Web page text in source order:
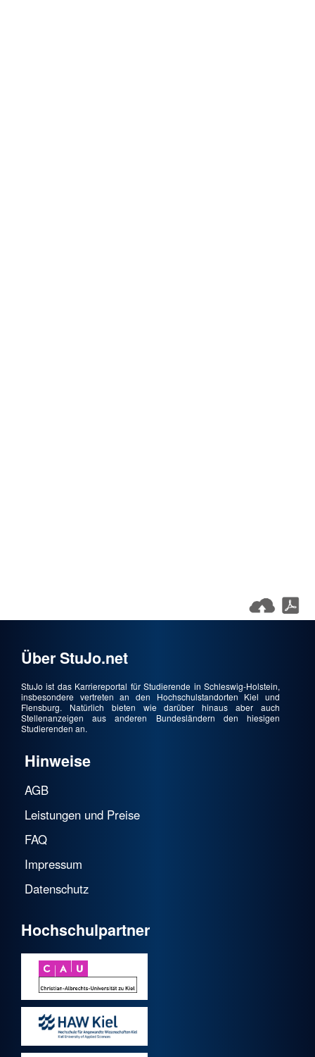
Über StuJo.net
StuJo ist das Karriereportal für Studierende in Schleswig-Holstein,
insbesondere vertreten an den Hochschulstandorten Kiel und
Flensburg. Natürlich bieten wie darüber hinaus aber auch
Stellenanzeigen aus anderen Bundesländern den hiesigen
Studierenden an.
Hinweise
AGB
Leistungen und Preise
FAQ
Impressum
Datenschutz
Hochschulpartner